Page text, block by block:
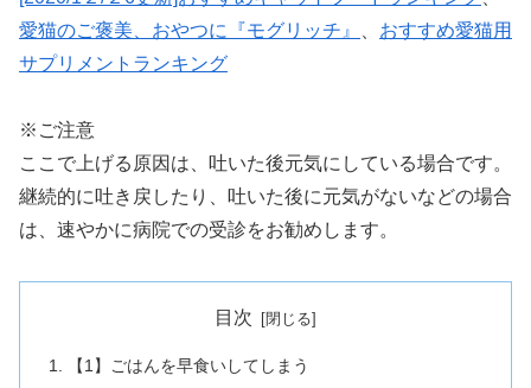
愛猫のご褒美、おやつに『モグリッチ』
おすすめ愛猫用
サプリメントランキング
※ご注意
ここで上げる原因は、吐いた後元気にしている場合です。
継続的に吐き戻したり、吐いた後に元気がないなどの場合
は、速やかに病院での受診をお勧めします。
目次
【1】ごはんを早食いしてしまう